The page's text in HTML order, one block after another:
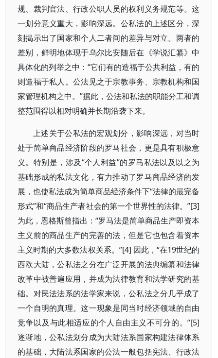
规、裁判官法、行政公职人员的权利义务规范等。这
一划分意义重大，影响深远。公私法的上述区分，深
刻揭示出了国家和个人二者间的差异与对立。两者的
差别，鲜明地体现于乌尔比安随后在《学说汇纂》中
具体化的列举之中：“它们有的造福于公共利益，有的
则造福于私人。公法见之于宗教事务、宗教机构和国
家管理机构之中。”据此，公法和私法的职能分工和调
整范围得以相对明确并长期沿袭下来。
上述关于公私法的宏观划分，影响深远，对当时
处于简单商品经济阶段的罗马社会，更是具有积极意
义。特别是，涉及“个人利益”的罗马私法以及以之为
基础形成的私法文化，有力推动了罗马商品经济的发
展，也使私法成为简单商品经济条件下“法律的最完备
形式”和“商品生产者社会的第一个世界性的法律。”[3]
为此，恩格斯曾指出：“罗马法是简单商品生产即资本
主义前的商品生产的完善的法，但是它也包含着资本
主义时期的大多数法权关系。”[4] 因此，“在19世纪的
西欧大陆，公私法之分在广泛开展的法典编纂和法律
改革中被普遍应用，并成为法律教育和法学研究的基
础。对民法法系的法学家来说，公私法之分几乎成了
一个自明的真理。这一现象是同当时经济领域的自由
竞争以及与此相适应的个人自由主义不可分的。”[5]
逐渐地，公私法划分成为大陆法系国家构建法律体系
的基础，大陆法系国家的公法一般包括宪法、行政法